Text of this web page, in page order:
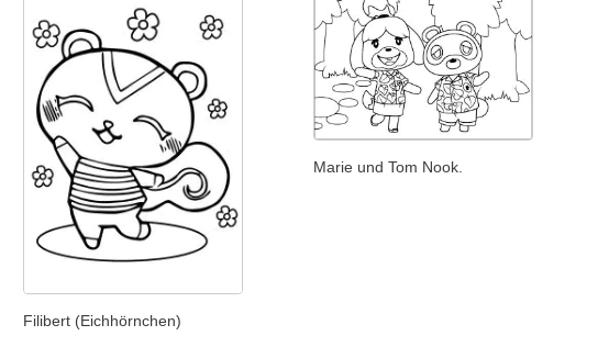
Filibert (Eichhörnchen)
Marie und Tom Nook.